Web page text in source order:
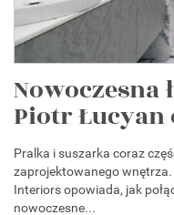
Nowoczesna
Piotr Łucyan
Pralka i suszarka coraz
zaprojektowanego
Interiors opowiada, jak
nowoczesne...